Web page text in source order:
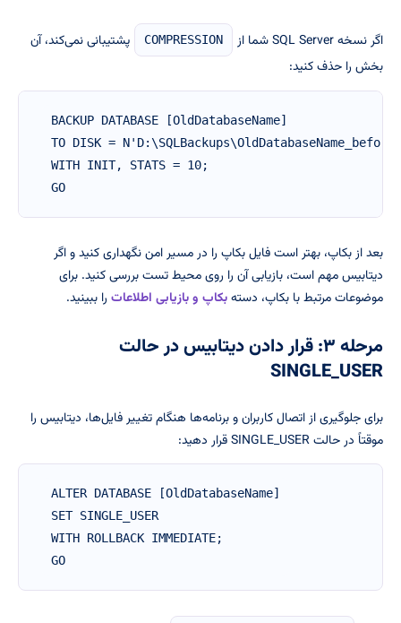
اگر نسخه SQL Server شما از COMPRESSION
پشتیبانی نمی‌کند، آن
بخش را حذف کنید:
BACKUP DATABASE [OldDatabaseName]
TO DISK =
WITH INIT, STATS = 10;
GO
بعد از بکاپ، بهتر است فایل بکاپ را در مسیر امن نگهداری کنید و اگر
دیتابیس مهم است، بازیابی آن را روی محیط تست بررسی کنید. برای
موضوعات مرتبط با بکاپ، دستهبکاپ و بازیابی اطلاعات را ببینید.
مرحله ۳: قرار دادن دیتابیس در حالت
SINGLE_USER
برای جلوگیری از اتصال کاربران و برنامه‌ها هنگام تغییر فایل‌ها، دیتابیس را
موقتاً در حالت SINGLE_USER قرار دهید:
ALTER DATABASE [OldDatabaseName]
SET SINGLE_USER
WITH ROLLBACK IMMEDIATE;
GO